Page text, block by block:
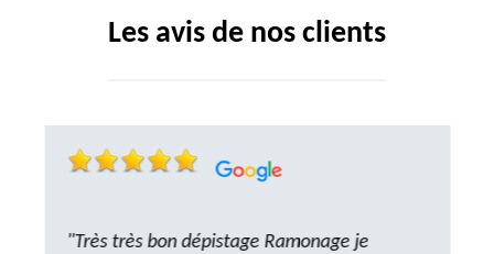
Les avis de nos clients
"Très très bon dépistage Ramonage je